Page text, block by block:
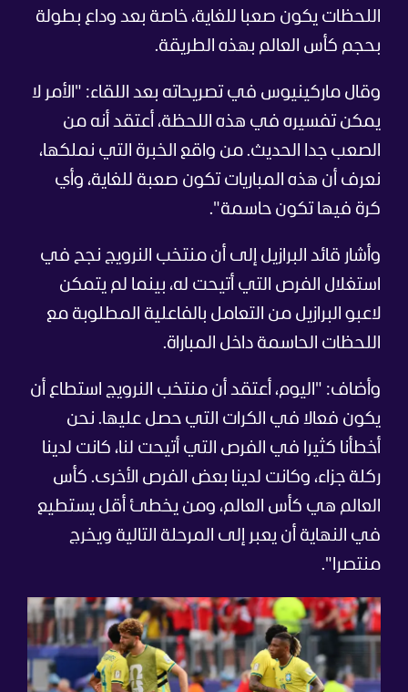
اللحظات يكون صعبا للغاية، خاصة بعد وداع بطولة
بحجم كأس العالم بهذه الطريقة.
وقال ماركينيوس في تصريحاته بعد اللقاء: "الأمر لا
يمكن تفسيره في هذه اللحظة، أعتقد أنه من
الصعب جدا الحديث. من واقع الخبرة التي نملكها،
نعرف أن هذه المباريات تكون صعبة للغاية، وأي
كرة فيها تكون حاسمة".
وأشار قائد البرازيل إلى أن منتخب النرويج نجح في
استغلال الفرص التي أتيحت له، بينما لم يتمكن
لاعبو البرازيل من التعامل بالفاعلية المطلوبة مع
اللحظات الحاسمة داخل المباراة.
وأضاف: "اليوم، أعتقد أن منتخب النرويج استطاع أن
يكون فعالا في الكرات التي حصل عليها. نحن
أخطأنا كثيرا في الفرص التي أتيحت لنا، كانت لدينا
ركلة جزاء، وكانت لدينا بعض الفرص الأخرى. كأس
العالم هي كأس العالم، ومن يخطئ أقل يستطيع
في النهاية أن يعبر إلى المرحلة التالية ويخرج
منتصرا".